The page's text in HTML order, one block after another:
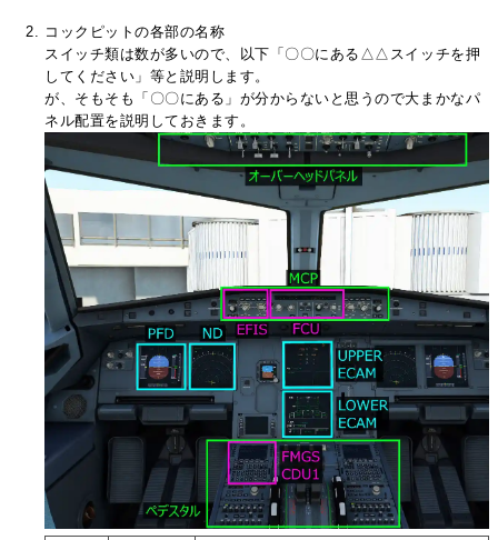
コックピットの各部の名称
スイッチ類は数が多いので、以下「〇〇にある△△スイッチを押
してください」等と説明します。
が、そもそも「〇〇にある」が分からないと思うので大まかなパ
ネル配置を説明しておきます。